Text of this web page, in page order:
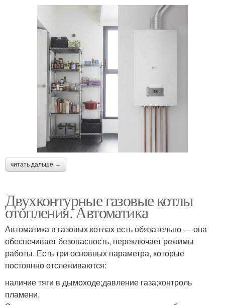
читать дальше →
Двухконтурные газовые котлы
отопления. Автоматика
Автоматика в газовых котлах есть обязательно — она
обеспечивает безопасность, переключает режимы
работы. Есть три основных параметра, которые
постоянно отслеживаются:
наличие тяги в дымоходе;давление газа;контроль
пламени.